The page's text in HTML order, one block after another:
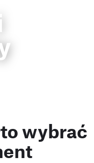
wybrać